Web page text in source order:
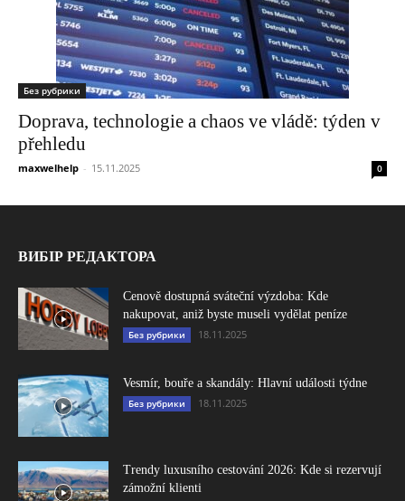
Без рубрики
Doprava, technologie a chaos ve vládě: týden v
přehledu
maxwelhelp - 15.11.2025 0
ВИБІР РЕДАКТОРА
Cenově dostupná sváteční výzdoba: Kde
nakupovat, aniž byste museli vydělat peníze
Без рубрики 18.11.2025
Vesmír, bouře a skandály: Hlavní události týdne
Без рубрики 18.11.2025
Trendy luxusního cestování 2026: Kde si rezervují
zámožní klienti